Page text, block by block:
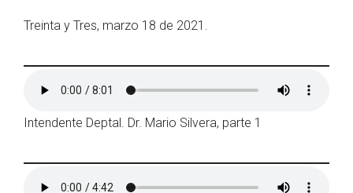
Treinta y Tres, marzo 18 de 2021.
Intendente Deptal. Dr. Mario Silvera, parte 1